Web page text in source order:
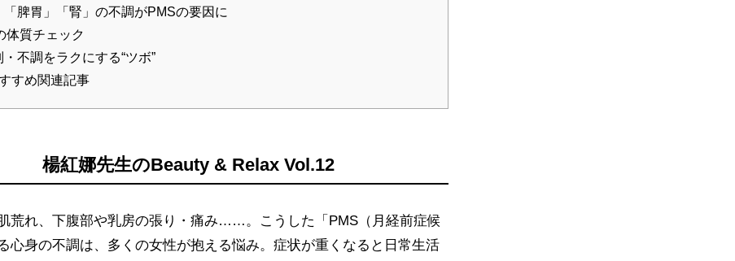
「脾胃」「腎」の不調がPMSの要因に
体質チェック
不調をラクにする“ツボ”
すめ関連記事
楊紅娜先生のBeauty & Relax Vol.12
荒れ、下腹部や乳房の張り・痛み……。こうした「PMS（月経前症候
心身の不調は、多くの女性が抱える悩み。症状が重くなると日常生活